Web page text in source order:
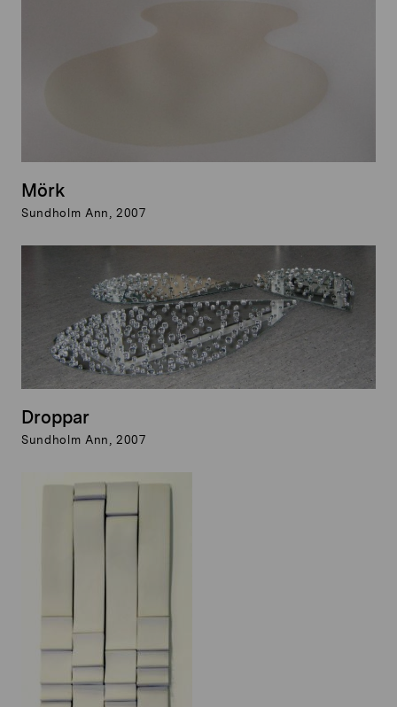
Mörk
Sundholm Ann, 2007
Droppar
Sundholm Ann, 2007